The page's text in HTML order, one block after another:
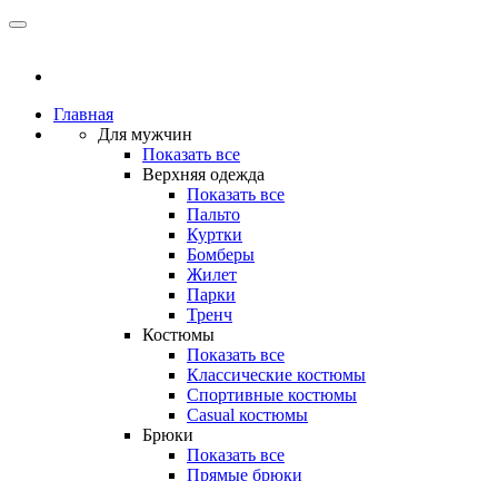
Главная
Для мужчин
Показать все
Верхняя одежда
Показать все
Пальто
Куртки
Бомберы
Жилет
Парки
Тренч
Костюмы
Показать все
Классические костюмы
Спортивные костюмы
Casual костюмы
Брюки
Показать все
Прямые брюки